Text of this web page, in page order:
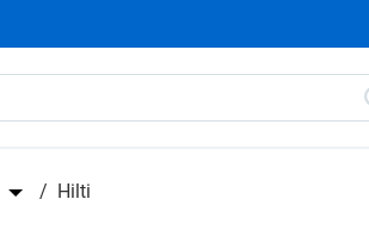
Hilti